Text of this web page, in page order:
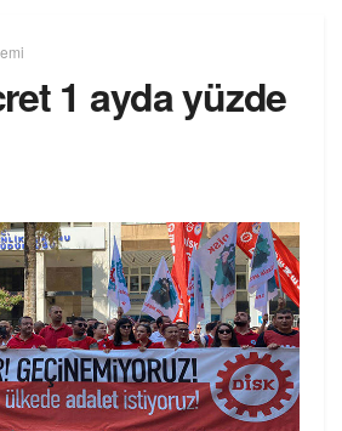
1 ayda yüzde